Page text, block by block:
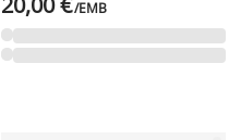
/EMB